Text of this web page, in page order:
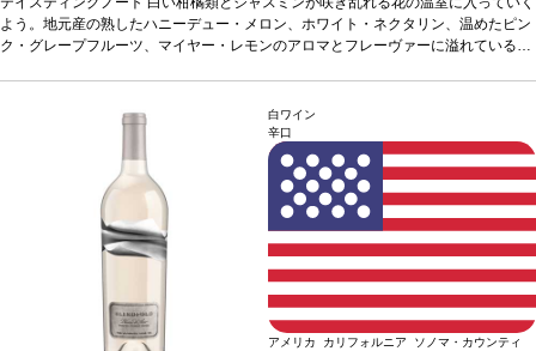
部分に影響された素晴らしいウェイトとボディを持つ。 合う料理牡蠣、ロースト
した魚/カニ/ロブスター、クリーミーなスープ、きのこのソテー、フレッシュな野
変更されます、ご了承ください。
よう。地元産の熟したハニーデュー・メロン、ホワイト・ネクタリン、温めたピン
ク・グレープフルーツ、マイヤー・レモンのアロマとフレーヴァーに溢れている。
した魚/カニ/ロブスター、クリーミーなスープ、きのこのソテー、フレッシュな野
菜や果物などと好相性
ソーヴィニヨン・ブラン、セミヨン
ジが在庫切れの場合、在庫があり価格が同様の場合は自動的に次のヴィンテージに
変更されます、ご了承ください。
白ワイン
辛口
アメリカ カリフォルニア ソノマ・カウンティ